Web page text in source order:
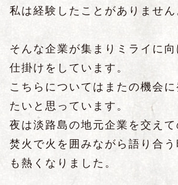
私は経験したことがありません
そんな企業が集まりミライに
仕掛けをしています。
こちらについてはまたの機会に
たいと思っています。
夜は淡路島の地元企業を交えて
焚火で火を囲みながら語り合
も熱くなりました。